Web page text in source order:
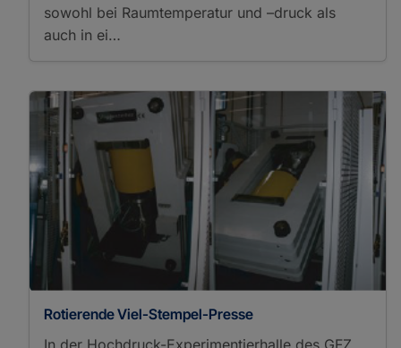
sowohl bei Raumtemperatur und –druck als
auch in ei…
Rotierende Viel-Stempel-Presse
In der Hochdruck-Experimentierhalle des GFZ